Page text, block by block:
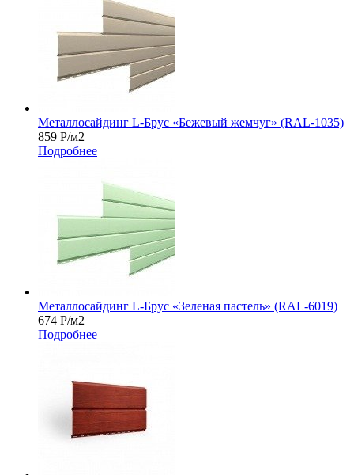
Металлосайдинг L-Брус «Бежевый жемчуг» (RAL-1035)
859 Р/м2
Подробнее
Металлосайдинг L-Брус «Зеленая пастель» (RAL-6019)
674 Р/м2
Подробнее